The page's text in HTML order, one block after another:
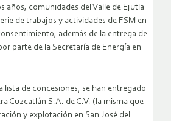
años, comunidades del Valle de Ejutla
de trabajos y actividades de FSM en
además de la entrega de
parte de la Secretaría de Energía en
lista de concesiones, se han entregado
Cuzcatlán S.A. de C.V. (la misma que
y explotación en San José del